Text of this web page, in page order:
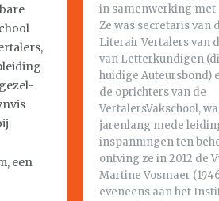
een
in samenwerking met
Ze was secretaris van
Literair Vertalers van
van Letterkundigen
huidige Auteursbond)
de oprichters van de
VertalersVakschool,
jarenlang mede
inspanningen ten
ontving ze in 2012 de
Martine Vosmaer
eveneens aan het